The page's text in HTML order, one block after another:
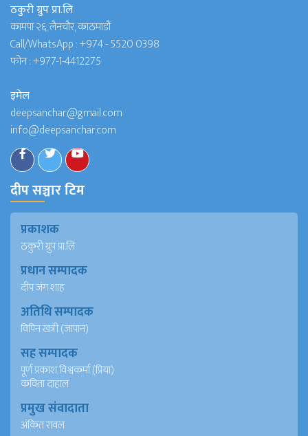
ठकुरी ग्रुप प्रा.लि
कामपा २६, लैनचौर, काठमाडौं
Call/WhatsApp :+974 - 5520 0398
फोन :+977-1-4412275
इमेल
deepsanchar@gmail.com
info@deepsanchar.com
दीप सञ्चार टिम
प्रकाशक
ठकुरी ग्रुप प्रा.लि
प्रधान सम्पादक
दीप जंग शाह
अतिथि सम्पादक
विपिन खत्री (जापान)
सह सम्पादक
पूर्ण प्रकाश विश्वकर्मा (प्रिया)
कविता दाहाल
प्रमुख संवादाता
अंकित रावल